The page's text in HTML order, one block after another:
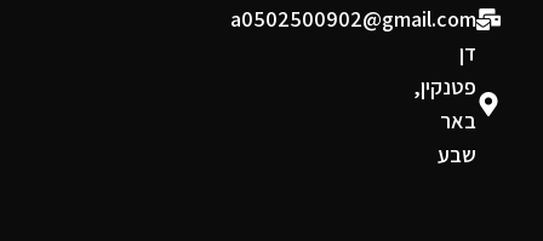
a0502500902@gmail.com
דן
פטנקין,
באר
שבע